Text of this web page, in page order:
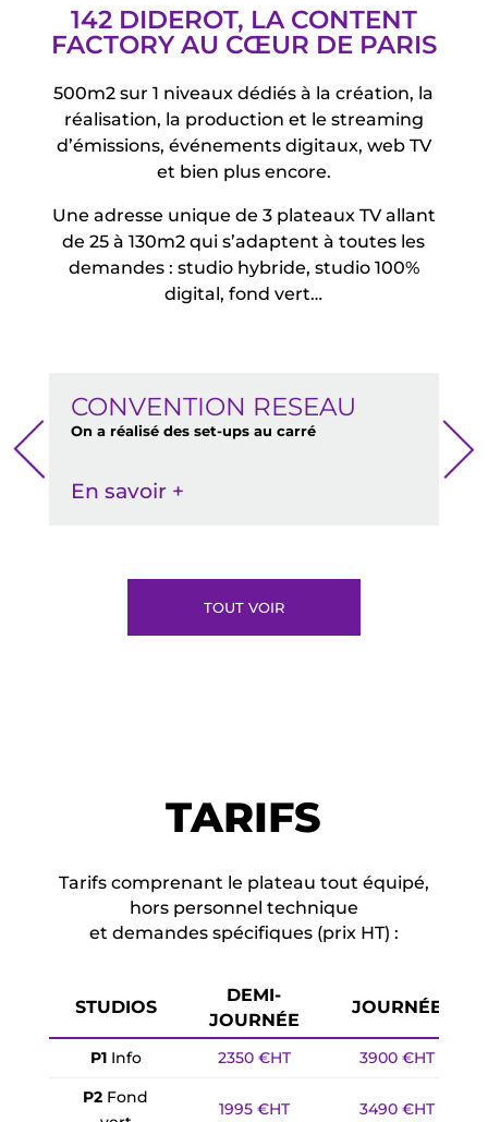
142 DIDEROT, LA CONTENT
FACTORY AU CŒUR DE PARIS
500m2 sur 1 niveaux dédiés à la création, la
réalisation, la production et le streaming
d’émissions, événements digitaux, web TV
et bien plus encore.
Une adresse unique de 3 plateaux TV allant
de 25 à 130m2 qui s’adaptent à toutes les
demandes : studio hybride, studio 100%
digital, fond vert…
CONVENTION RESEAU
On a réalisé des set-ups au carré
En savoir +
TOUT VOIR
TARIFS
Tarifs comprenant le plateau tout équipé,
hors personnel technique
et demandes spécifiques (prix HT) :
STUDIOS
DEMI-
JOURNÉE
JOURNÉE
P1 Info 2350 €HT
3900 €HT
P2 Fond
1995 €HT 3490 €HT